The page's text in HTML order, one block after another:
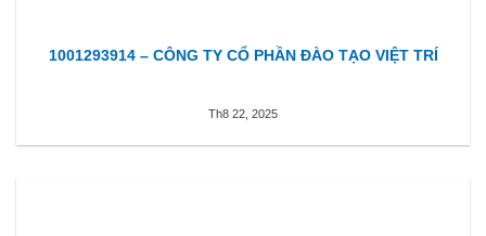
1001293914 – CÔNG TY CỔ PHẦN ĐÀO TẠO VIỆT TRÍ
Th8 22, 2025